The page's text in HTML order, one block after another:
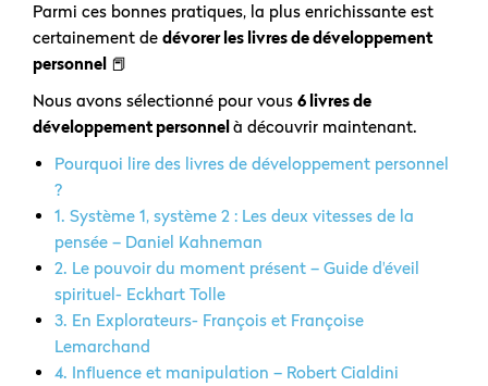
Parmi ces bonnes pratiques, la plus enrichissante est
certainement de dévorer les livres de développement
personnel 📕
Nous avons sélectionné pour vous 6 livres de
développement personnelà découvrir maintenant.
Pourquoi lire des livres de développement personnel
?
1. Système 1, système 2 : Les deux vitesses de la
pensée – Daniel Kahneman
2. Le pouvoir du moment présent – Guide d'éveil
spirituel- Eckhart Tolle
3. En Explorateurs- François et Françoise
Lemarchand
4. Influence et manipulation – Robert Cialdini